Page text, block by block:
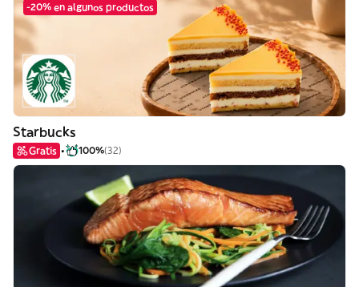
-20% en algunos productos
Starbucks
Gratis 100%(32)